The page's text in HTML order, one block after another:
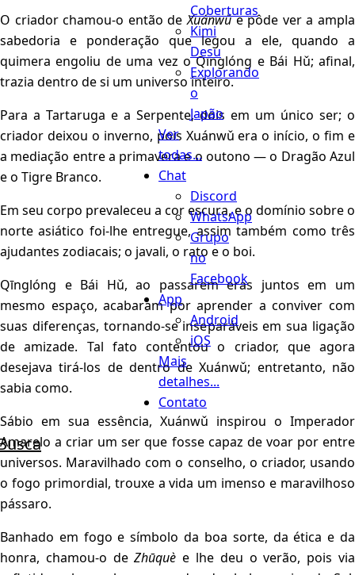
Coberturas
Kimi
Desu
Explorando
o
Japão
Ver
todas...
Chat
Discord
WhatsApp
Grupo
no
Facebook
App
Android
iOS
Mais
detalhes...
Contato
O criador chamou-o então deXuánwǔe pôde ver a ampla
sabedoria e ponderação que legou a ele, quando a
quimera engoliu de uma vez o Qīnglóng e Bái Hǔ; afinal,
trazia dentro de si um universo inteiro.
Para a Tartaruga e a Serpente, dois em um único ser; o
criador deixou o inverno, pois Xuánwǔ era o início, o fim e
a mediação entre a primavera e o outono — o Dragão Azul
e o Tigre Branco.
Em seu corpo prevaleceu a cor escura, e o domínio sobre o
norte asiático foi-lhe entregue, assim também como três
ajudantes zodiacais; o javali, o rato e o boi.
Qīnglóng e Bái Hǔ, ao passarem eras juntos em um
mesmo espaço, acabaram por aprender a conviver com
suas diferenças, tornando-se inseparáveis em sua ligação
de amizade. Tal fato contentou o criador, que agora
desejava tirá-los de dentro de Xuánwǔ; entretanto, não
sabia como.
Sábio em sua essência, Xuánwǔ inspirou o Imperador
Amarelo a criar um ser que fosse capaz de voar por entre
universos. Maravilhado com o conselho, o criador, usando
o fogo primordial, trouxe a vida um imenso e maravilhoso
pássaro.
Banhado em fogo e símbolo da boa sorte, da ética e da
honra, chamou-o deZhūquè e lhe deu o verão, pois via